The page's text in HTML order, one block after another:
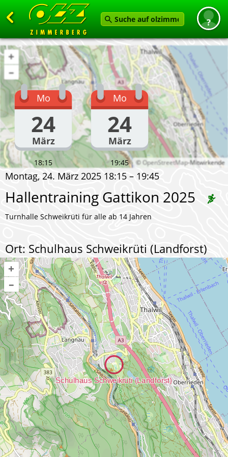
Zurück
Startseite
News
Termine
Angebot
Karten
Service
Verein
Feedback geben
+
–
©OpenStreetMap-Mitwirkende
Mo
24
März
18:15
Mo
24
März
19:45
Montag, 24. März 2025 18:15 – 19:45
Hallentraining Gattikon 2025
Turnhalle Schweikrüti für alle ab 14 Jahren
Ort: Schulhaus Schweikrüti (Landforst)
+
–